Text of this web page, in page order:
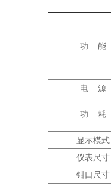
功 能
电 源
功 耗
显示模式
仪表尺寸
钳口尺寸